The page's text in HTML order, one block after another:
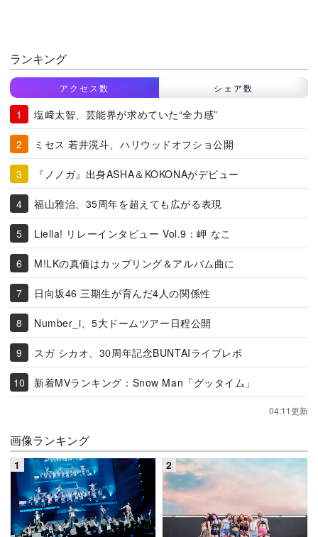
ランキング
アクセス数 シェア数
塩﨑太智、芸能界が求めていた“全力感”
ミセス 若井滉斗、ハリウッドオフショ公開
『ノノガ』出身ASHA＆KOKONAがデビュー
福山雅治、35周年を超えても広がる表現
Liella! リレーインタビュー Vol.9：岬 なこ
M!LKの真価はカップリング＆アルバム曲に
日向坂46 三期生が育んだ4人の関係性
Number_i、5大ドームツアー日程公開
スガ シカオ、30周年記念BUNTAIライブレポ
新着MVランキング：Snow Man「グッタイム」
04:11更新
画像ランキング